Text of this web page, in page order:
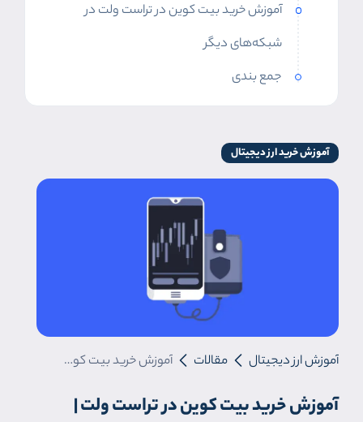
آموزش خرید بیت کوین در تراست ولت در
شبکه‌های دیگر
جمع بندی
آموزش خرید ارز دیجیتال
آموزش ارز دیجیتال مقالات آموزش خرید بیت کوین در تراست ولت | روش تبدیل تتر به بیت کوین
آموزش خرید بیت کوین در تراست ولت |